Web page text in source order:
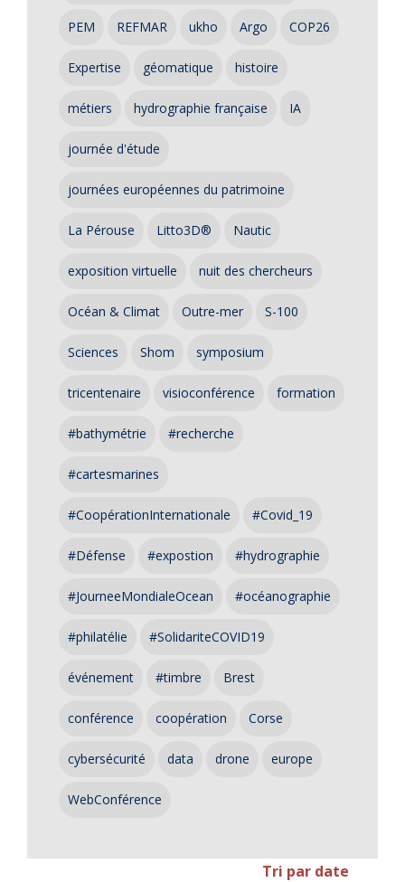
PEM REFMAR ukho Argo COP26
Expertise géomatique histoire
métiers hydrographie française IA
journée d'étude
journées européennes du patrimoine
La Pérouse Litto3D® Nautic
exposition virtuelle nuit des chercheurs
Océan & Climat Outre-mer S-100
Sciences Shom symposium
tricentenaire visioconférence formation
#bathymétrie #recherche
#cartesmarines
#CoopérationInternationale #Covid_19
#Défense #expostion #hydrographie
#JourneeMondialeOcean #océanographie
#philatélie #SolidariteCOVID19
événement #timbre Brest
conférence coopération Corse
cybersécurité data drone europe
WebConférence
Tri par date